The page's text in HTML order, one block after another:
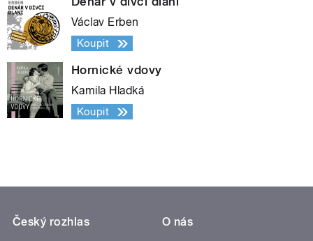
Václav Erben
Koupit
Hornické vdovy
Kamila Hladká
Koupit
Český rozhlas
O nás